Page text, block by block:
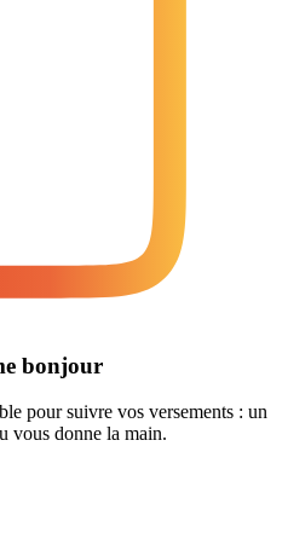
bonjour
pour suivre vos versements : un
vous donne la main.